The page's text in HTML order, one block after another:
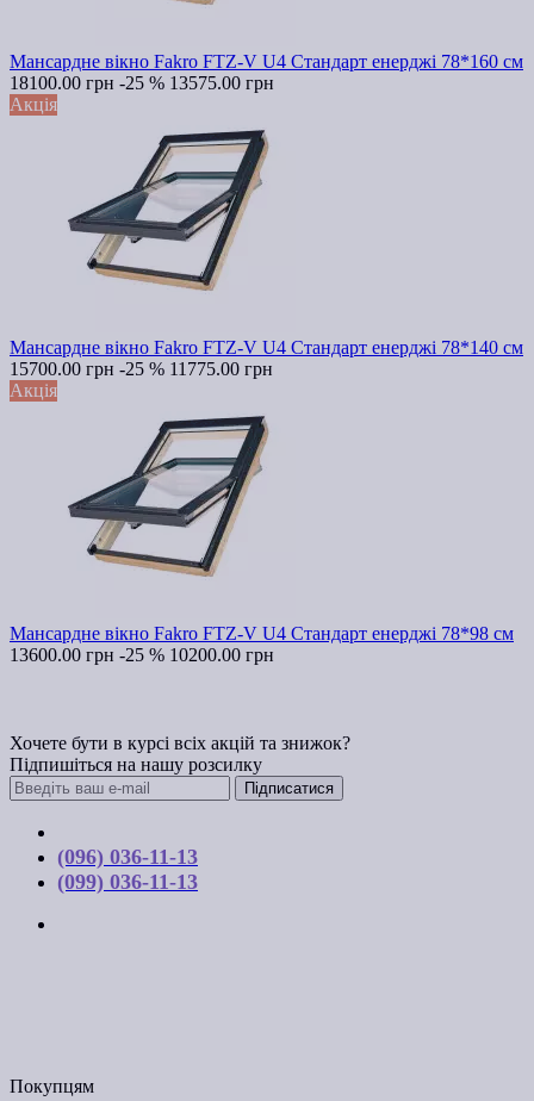
Мансардне вікно Fakro FTZ-V U4 Стандарт енерджі 78*160 см
18100.00 грн -25 % 13575.00 грн
Акція
Мансардне вікно Fakro FTZ-V U4 Стандарт енерджі 78*140 см
15700.00 грн -25 % 11775.00 грн
Акція
Мансардне вікно Fakro FTZ-V U4 Стандарт енерджі 78*98 см
13600.00 грн -25 % 10200.00 грн
Хочете бути в курсі всіх акцій та знижок?
Підпишіться на нашу розсилку
Підписатися
(096) 036-11-13
(099) 036-11-13
Покупцям